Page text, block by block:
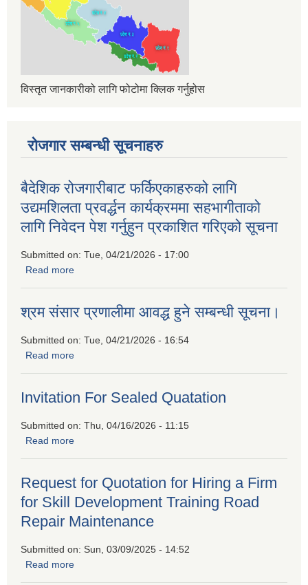
विस्तृत जानकारीको लागि फोटोमा क्लिक गर्नुहोस
रोजगार सम्बन्धी सूचनाहरु
बैदेशिक रोजगारीबाट फर्किएकाहरुको लागि
उद्यमशिलता प्रवर्द्धन कार्यक्रममा सहभागीताको
लागि निवेदन पेश गर्नुहुन प्रकाशित गरिएको सूचना
Submitted on: Tue, 04/21/2026 - 17:00
Read more
श्रम संसार प्रणालीमा आवद्ध हुने सम्बन्धी सूचना।
Submitted on: Tue, 04/21/2026 - 16:54
Read more
Invitation For Sealed Quatation
Submitted on: Thu, 04/16/2026 - 11:15
Read more
Request for Quotation for Hiring a Firm
for Skill Development Training Road
Repair Maintenance
Submitted on: Sun, 03/09/2025 - 14:52
Read more